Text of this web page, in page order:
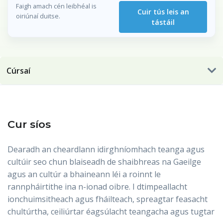
Cúrsaí
Faigh amach cén leibhéal is
oiriúnaí duitse.
Cuir tús leis an
tástáil
Cur síos
Dearadh an cheardlann idirghníomhach teanga agus
cultúir seo chun blaiseadh de shaibhreas na Gaeilge
agus an cultúr a bhaineann léi a roinnt le
rannpháirtithe ina n-ionad oibre. I dtimpeallacht
ionchuimsitheach agus fháilteach, spreagtar feasacht
chultúrtha, ceiliúrtar éagsúlacht teangacha agus tugtar